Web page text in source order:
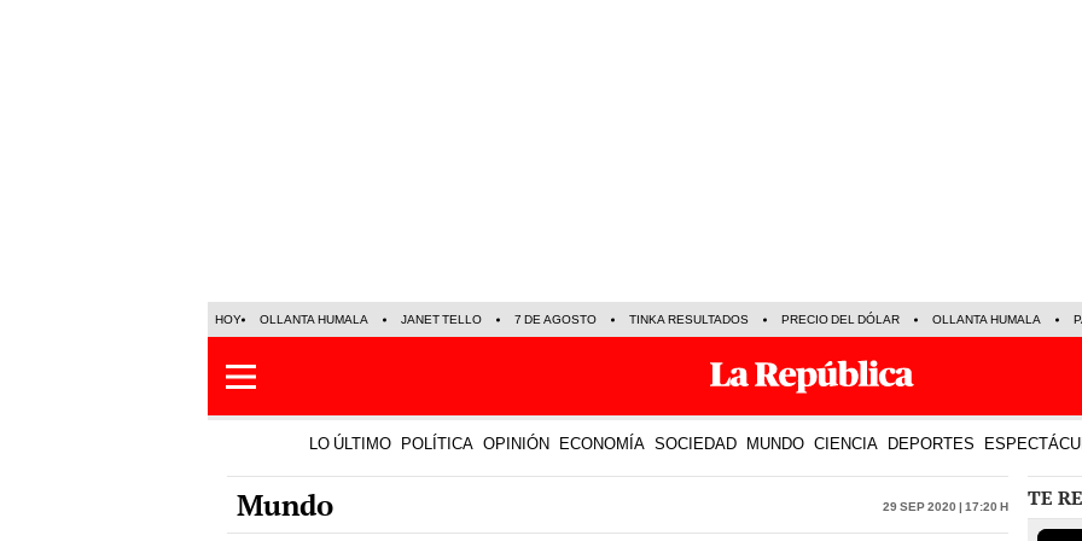
HOY OLLANTA HUMALA JANET TELLO 7 DE AGOSTO TINKA RESULTADOS PRECIO DEL DÓLAR OLLANTA HUMALA
LO ÚLTIMO POLÍTICA OPINIÓN ECONOMÍA SOCIEDAD MUNDO CIENCIA DEPORTES
Mundo 29 Sep 2020 | 17:20 h TE